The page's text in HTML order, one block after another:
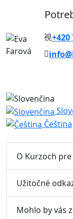
+420
Čeština
O Kurzoch
Užitočné
Mohlo by vás